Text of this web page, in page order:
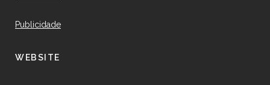
Publicidade
WEBSITE